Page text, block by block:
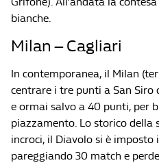
bianche.
Milan – Cagliari
In contemporanea, il Milan
centrare i tre punti a San Siro
e ormai salvo a 40 punti, per
piazzamento. Lo storico della
incroci, il Diavolo si è imposto
pareggiando 30 match e